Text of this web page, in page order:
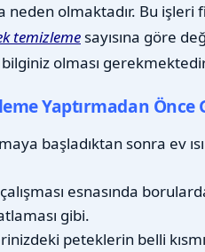
neden olmaktadır. Bu
temizlemesayısına göre
olması
Yaptırmadan
başladıktan sonra ev
esnasında
gibi.
peteklerin belli kısmı